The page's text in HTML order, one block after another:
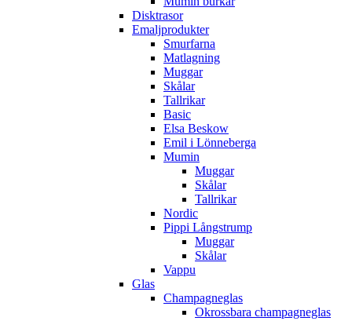
Disktrasor
Emaljprodukter
Smurfarna
Matlagning
Muggar
Skålar
Tallrikar
Basic
Elsa Beskow
Emil i Lönneberga
Mumin
Muggar
Skålar
Tallrikar
Nordic
Pippi Långstrump
Muggar
Skålar
Vappu
Glas
Champagneglas
Okrossbara champagneglas